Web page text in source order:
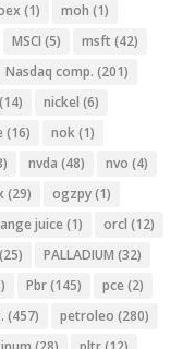
(1) moh (1)
MSCI (5) msft (42)
Nasdaq comp. (201)
(14) nickel (6)
(16) nok(1)
nvda (48) nvo (4)
(29) ogzpy(1)
juice (1) orcl (12)
(25) PALLADIUM (32)
Pbr(145) pce (2)
(457) petroleo (280)